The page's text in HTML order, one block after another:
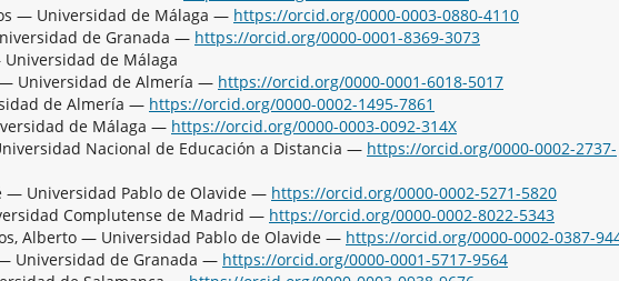
— Universidad de Málaga — https://orcid.org/0000-0003-0880-4110
de Granada — https://orcid.org/0000-0001-8369-3073
de Málaga
— Universidad de Almería — https://orcid.org/0000-0001-6018-5017
de Almería — https://orcid.org/0000-0002-1495-7861
de Málaga — https://orcid.org/0000-0003-0092-314X
Nacional de Educación a Distancia — https://orcid.org/0000-0002-2737-
— Universidad Pablo de Olavide — https://orcid.org/0000-0002-5271-5820
Complutense de Madrid — https://orcid.org/0000-0002-8022-5343
Alberto — Universidad Pablo de Olavide — https://orcid.org/0000-0002-0387-
Universidad de Granada — https://orcid.org/0000-0001-5717-9564